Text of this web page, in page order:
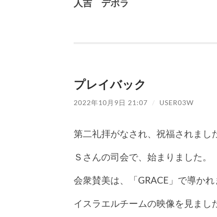
人吉 デボラ
プレイバック
2022年10月9日 21:07 / USER03W
第二礼拝がなされ、祝福されまし
Ｓさんの司会で、始まりました。
会衆賛美は、「GRACE」で導かれ
イスラエルチームの映像を見まし